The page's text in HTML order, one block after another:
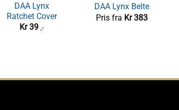
DAA Lynx
Ratchet Cover
Kr39 ,-
DAA Lynx
Beltespenne
DAA Lynx Belte
Pris fra Kr383